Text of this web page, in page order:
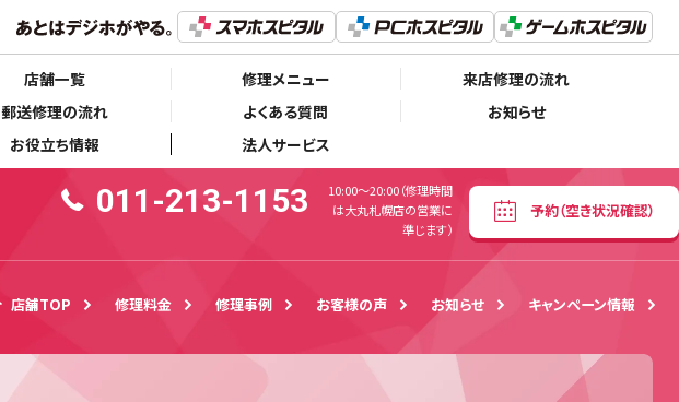
店舗一覧 修理メニュー
来店修理の流れ
郵送修理の流れ
よくある質問
お知らせ
お役立ち情報
法人サービス
011-213-1153
10:00〜20:00（修理時間は大丸札幌店の営業に準じます）
予約（空き状況確認）
011-213-1153
10:00〜20:00（修理時間
は大丸札幌店の営業に
準じます）
予約（空き状況確認）
店舗TOP 修理料金 修理事例 お客様の声 お知らせ キャンペーン情報